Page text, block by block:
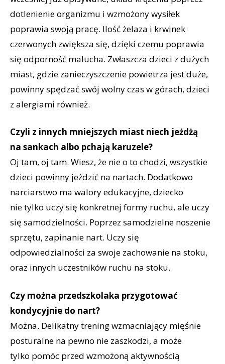
dotlenienie organizmu i wzmożony wysiłek
poprawia swoją pracę. Ilość żelaza i krwinek
czerwonych zwiększa się, dzięki czemu poprawia
się odporność malucha. Zwłaszcza dzieci z dużych
miast, gdzie zanieczyszczenie powietrza jest duże,
powinny spędzać swój wolny czas w górach, dzieci
z alergiami również.
Czyli z innych mniejszych miast niech jeżdżą
na sankach albo pchają karuzele?
Oj tam, oj tam. Wiesz, że nie o to chodzi, wszystkie
dzieci powinny jeździć na nartach. Dodatkowo
narciarstwo ma walory edukacyjne, dziecko
nie tylko uczy się konkretnej formy ruchu, ale uczy
się samodzielności. Poprzez samodzielne noszenie
sprzętu, zapinanie nart. Uczy się
odpowiedzialności za swoje zachowanie na stoku,
oraz innych uczestników ruchu na stoku.
Czy można przedszkolaka przygotować
kondycyjnie do nart?
Można. Delikatny trening wzmacniający mięśnie
posturalne na pewno nie zaszkodzi, a może
tylko pomóc przed wzmożoną aktywnością